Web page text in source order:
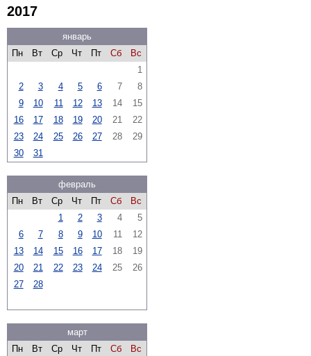
2017
январь
Пн
Вт Ср Чт Пт Сб
Вс
1
2
3 4 5 6 7
8
9
10 11 12 13 14
15
16
17 18 19 20 21
22
23
24 25 26 27 28
29
30
31
февраль
Пн
Вт Ср Чт Пт Сб
Вс
1
2 3 4
5
6
7 8 9 10 11
12
13
14 15 16 17 18
19
20
21 22 23 24 25
26
27
28
март
Пн
Вт Ср Чт Пт Сб
Вс